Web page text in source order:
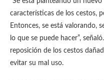
características de los cestos,
Entonces, se está valorando,
lo que se puede hacer”,
reposición de los cestos
evitar su mal uso.